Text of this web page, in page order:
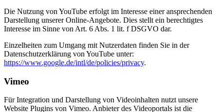
Die Nutzung von YouTube erfolgt im Interesse einer ansprechenden
Darstellung unserer Online-Angebote. Dies stellt ein berechtigtes
Interesse im Sinne von Art. 6 Abs. 1 lit. f DSGVO dar.
Einzelheiten zum Umgang mit Nutzerdaten finden Sie in der
Datenschutzerklärung von YouTube unter:
https://www.google.de/intl/de/policies/privacy.
Vimeo
Für Integration und Darstellung von Videoinhalten nutzt unsere
Website Plugins von Vimeo. Anbieter des Videoportals ist die